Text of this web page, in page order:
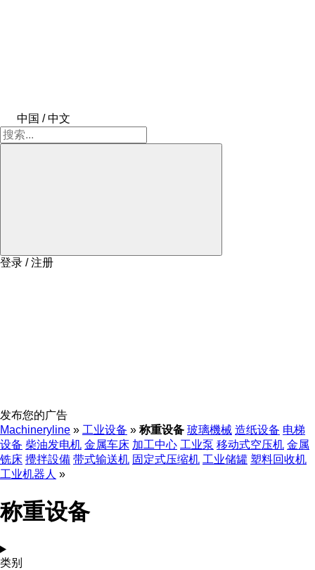
中国 / 中文
登录 / 注册
发布您的广告
Machineryline » 工业设备 » 称重设备 玻璃機械 造纸设备 电梯
设备 柴油发电机 金属车床 加工中心 工业泵 移动式空压机 金属
铣床 攪拌設備 带式输送机 固定式压缩机 工业储罐 塑料回收机
工业机器人 »
称重设备
类别